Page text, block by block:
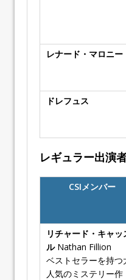
レナード・マロニー
ドレフュス
レギュラー出演
CSIメンバー
リチャード・キャッ
ル Nathan Fillion
ベストセラーを持つ
人気のミステリー作